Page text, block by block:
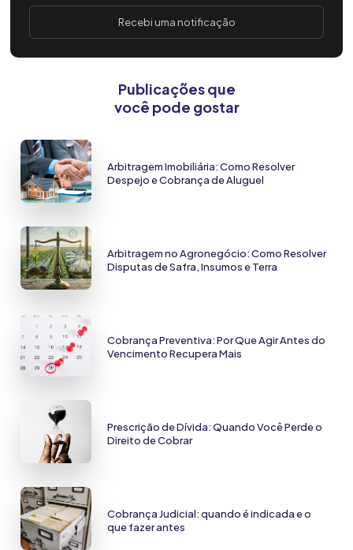
Recebi uma notificação
Publicações que
você pode gostar
Arbitragem Imobiliária: Como Resolver
Despejo e Cobrança de Aluguel
Arbitragem no Agronegócio: Como Resolver
Disputas de Safra, Insumos e Terra
Cobrança Preventiva: Por Que Agir Antes do
Vencimento Recupera Mais
Prescrição de Dívida: Quando Você Perde o
Direito de Cobrar
Cobrança Judicial: quando é indicada e o
que fazer antes